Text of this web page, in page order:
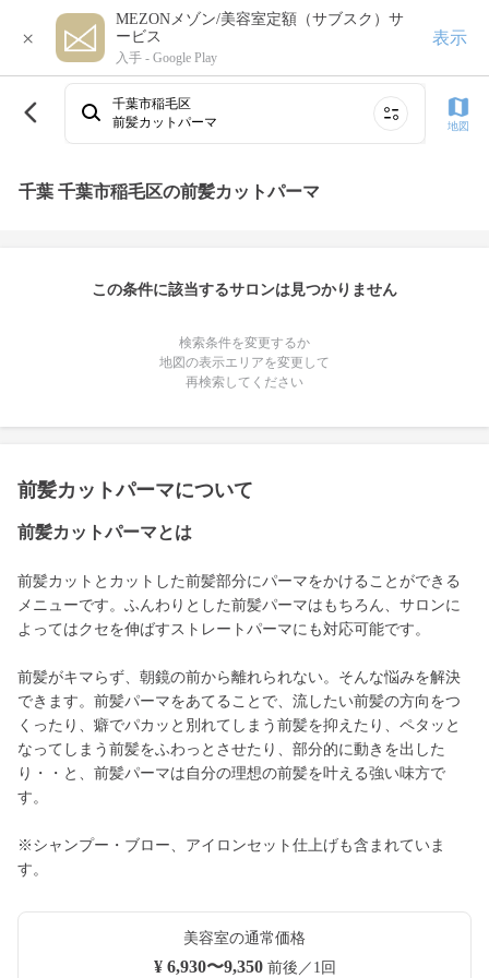
×
MEZONメゾン/美容室定額（サブスク）サ
ービス
入手 - Google Play
表示
千葉市稲毛区
前髪カットパーマ
地図
千葉 千葉市稲毛区の前髪カットパーマ
この条件に該当するサロンは見つかりません
検索条件を変更するか
地図の表示エリアを変更して
再検索してください
前髪カットパーマについて
前髪カットパーマとは
前髪カットとカットした前髪部分にパーマをかけることができる
メニューです。ふんわりとした前髪パーマはもちろん、サロンに
よってはクセを伸ばすストレートパーマにも対応可能です。
前髪がキマらず、朝鏡の前から離れられない。そんな悩みを解決
できます。前髪パーマをあてることで、流したい前髪の方向をつ
くったり、癖でパカッと別れてしまう前髪を抑えたり、ペタッと
なってしまう前髪をふわっとさせたり、部分的に動きを出した
り・・と、前髪パーマは自分の理想の前髪を叶える強い味方で
す。
※シャンプー・ブロー、アイロンセット仕上げも含まれていま
す。
美容室の通常価格
¥ 6,930〜9,350前後／1回